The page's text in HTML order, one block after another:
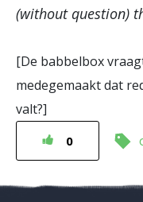
(without question)
[De babbelbox
medegemaakt dat
valt?]
0